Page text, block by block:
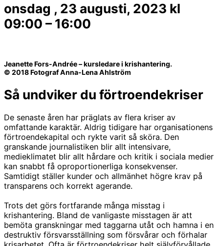
onsdag , 23 augusti, 2023 kl
09:00 –16:00
Jeanette Fors-Andrée – kursledare i krishantering.
© 2018 Fotograf Anna-Lena Ahlström
Så undviker du förtroendekriser
De senaste åren har präglats av flera kriser av
omfattande karaktär. Aldrig tidigare har organisationens
förtroendekapital och rykte varit så sköra. Den
granskande journalistiken blir allt intensivare,
medieklimatet blir allt hårdare och kritik i sociala medier
kan snabbt få oproportionerliga konsekvenser.
Samtidigt ställer kunder och allmänhet högre krav på
transparens och korrekt agerande.
Trots det görs fortfarande många misstag i
krishantering. Bland de vanligaste misstagen är att
bemöta granskningar med taggarna utåt och hamna i en
destruktiv försvarsställning som försvårar och förhalar